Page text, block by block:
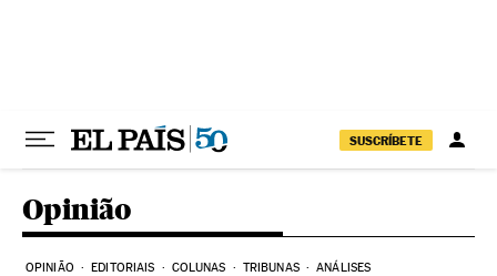
SUSCRÍBETE
Opinião
OPINIÃO EDITORIAIS COLUNAS TRIBUNAS ANÁLISES